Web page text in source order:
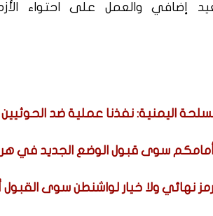
إضافي والعمل على احتواء
اليمنية: نفذنا عملية ضد الحوثيين
أمامكم سوى قبول الوضع الجديد في
نهائي ولا خيار لواشنطن سوى